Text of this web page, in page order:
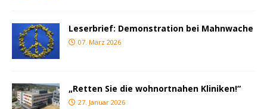
Leserbrief: Demonstration bei Mahnwache
07. März 2026
„Retten Sie die wohnortnahen Kliniken!“
27. Januar 2026